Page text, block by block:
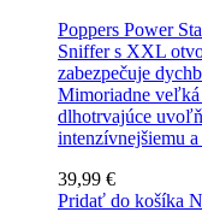
Poppers Power
Sniffer s XXL
zabezpečuje
Mimoriadne
dlhotrvajúce
intenzívnejšiemu
39,99 €
Pridať do košíka